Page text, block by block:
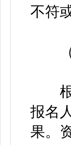
不符
（
根
报名
果。